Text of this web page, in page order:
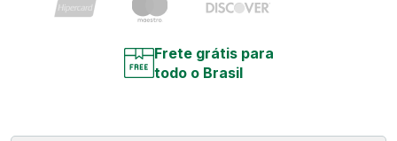
Frete grátis para
todo o Brasil